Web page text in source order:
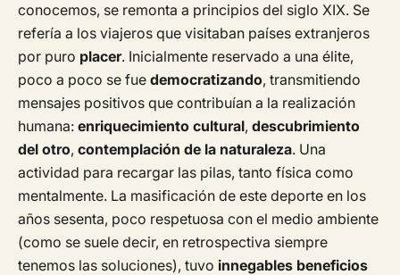
conocemos, se remonta a principios del siglo XIX. Se
refería a los viajeros que visitaban países extranjeros
por puro placer. Inicialmente reservado a una élite,
poco a poco se fue democratizando, transmitiendo
mensajes positivos que contribuían a la realización
humana: enriquecimiento cultural, descubrimiento
del otro, contemplación de la naturaleza. Una
actividad para recargar las pilas, tanto física como
mentalmente. La masificación de este deporte en los
años sesenta, poco respetuosa con el medio ambiente
(como se suele decir, en retrospectiva siempre
tenemos las soluciones), tuvo innegables beneficios